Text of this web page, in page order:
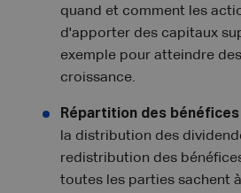
quand et comment les
d'apporter des capitaux
exemple pour atteindre
croissance.
Répartition des bénéfices
la distribution des
redistribution des
toutes les parties sachent